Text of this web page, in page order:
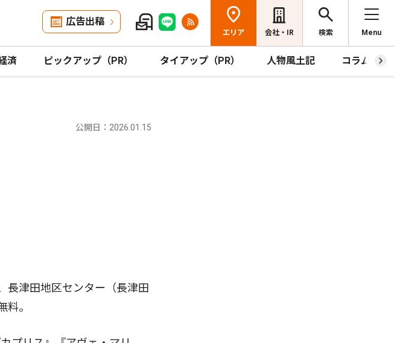
広告出稿
エリア 会社・IR 検索 Menu
済 ピックアップ（PR） タイアップ（PR） 人物風土記 コラム
公開日：2026.01.15
長津田地区センター（長津田
。